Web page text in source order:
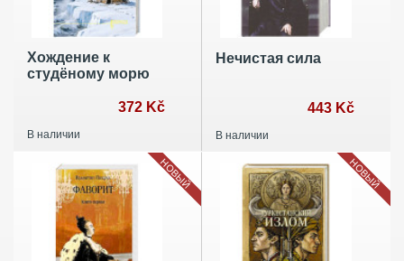
Хождение к
студёному морю
372 Kč
В наличии
Нечистая сила
443 Kč
В наличии
НОВЫЙ НОВЫЙ